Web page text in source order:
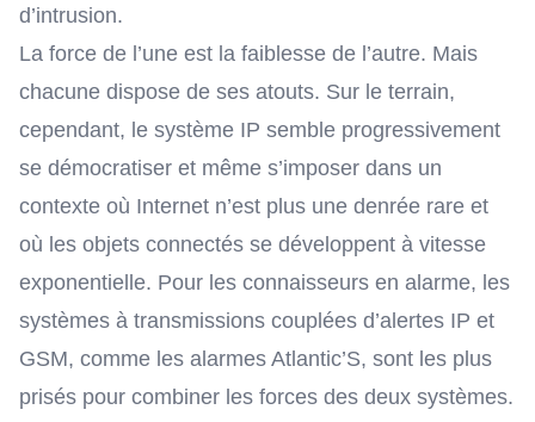
d’intrusion.
La force de l’une est la faiblesse de l’autre. Mais
chacune dispose de ses atouts. Sur le terrain,
cependant, le système IP semble progressivement
se démocratiser et même s’imposer dans un
contexte où Internet n’est plus une denrée rare et
où les objets connectés se développent à vitesse
exponentielle. Pour les connaisseurs en alarme, les
systèmes à transmissions couplées d’alertes IP et
GSM, comme les alarmes Atlantic’S, sont les plus
prisés pour combiner les forces des deux systèmes.